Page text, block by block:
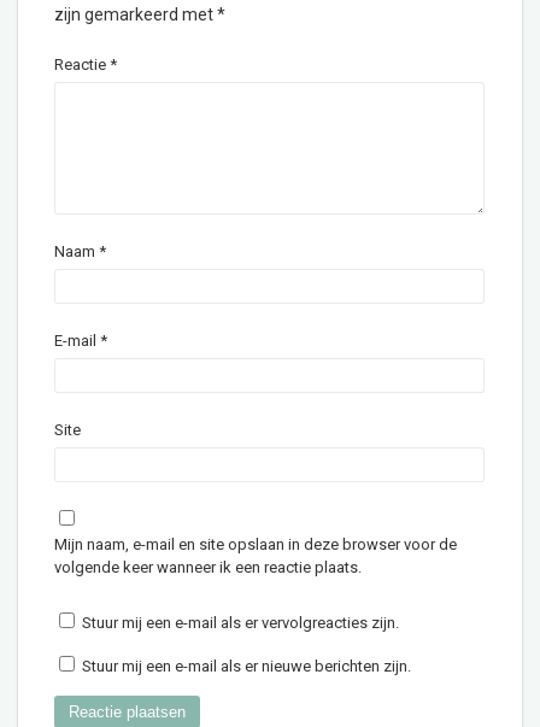
zijn gemarkeerd met*
Reactie *
Naam *
E-mail *
Site
Mijn naam, e-mail en site opslaan in deze browser voor de
volgende keer wanneer ik een reactie plaats.
Stuur mij een e-mail als er vervolgreacties zijn.
Stuur mij een e-mail als er nieuwe berichten zijn.